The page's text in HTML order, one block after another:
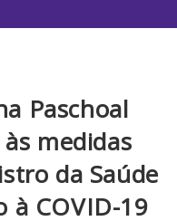
Paschoal
medidas
da Saúde
COVID-19